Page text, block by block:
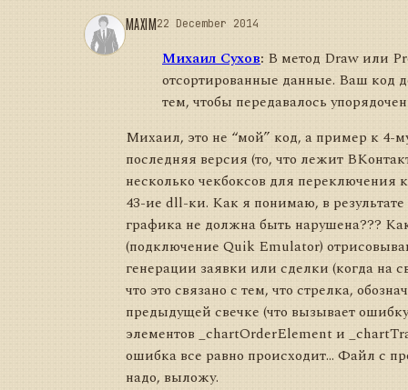
MAXIM22 December 2014
Михаил Сухов: В метод Draw или
отсортированные данные. Ваш код
тем, чтобы передавалось
Михаил, это не “мой” код, а пример к 4-
последняя версия (то, что лежит
несколько чекбоксов для переключения
43-ие dll-ки. Как я понимаю, в
графика не должна быть нарушена???
(подключение Quik Emulator)
генерации заявки или сделки (когда на
что это связано с тем, что стрелка,
предыдущей свечке (что вызывает
элементов _chartOrderElement и
ошибка все равно происходит... Файл с
надо, выложу.